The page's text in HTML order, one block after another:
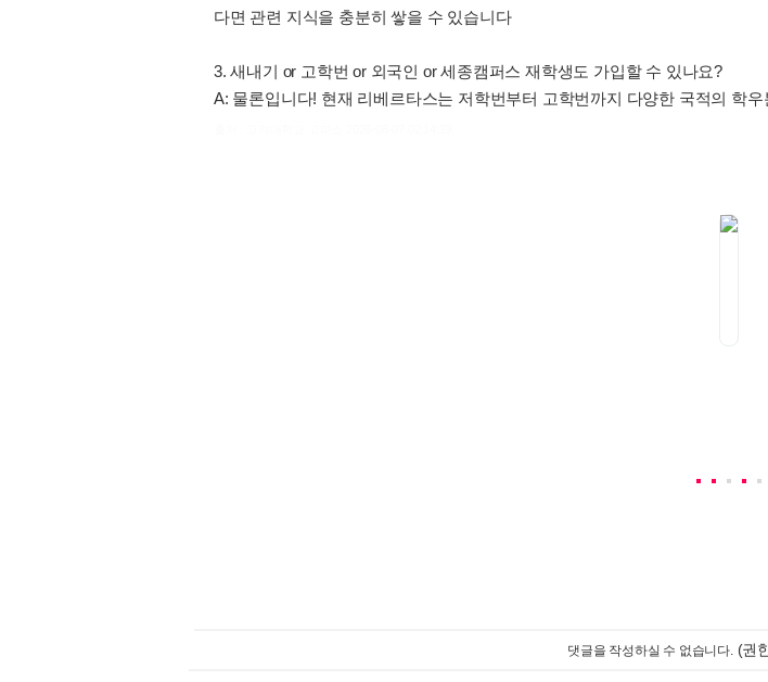
다면 관련 지식을 충분히 쌓을 수 있습니다
3. 새내기 or 고학번 or 외국인 or 세종캠퍼스 재학생도 가입할 수 있나요?
A: 물론입니다! 현재 리베르타스는 저학번부터 고학번까지 다양한 국적의 학
댓글을 작성하실 수 없습니다. (권